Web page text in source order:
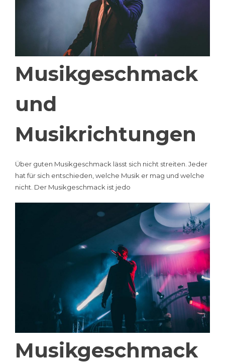
Musikgeschmack
und
Musikrichtungen
Über guten Musikgeschmack lässt sich nicht streiten. Jeder
hat für sich entschieden, welche Musik er mag und welche
nicht. Der Musikgeschmack ist jedo
Musikgeschmack